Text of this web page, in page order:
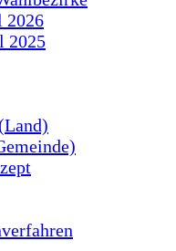
2026
2025